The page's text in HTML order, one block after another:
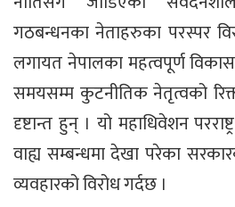
गठबन्धनका नेताहरुका परस्पर
लगायत नेपालका महत्वपूर्ण
समयसम्म कुटनीतिक नेतृत्वको
दृष्टान्त हुन् । यो महाधिवेशन
वाह्य सम्बन्धमा देखा परेका
व्यवहारको विरोध गर्दछ ।